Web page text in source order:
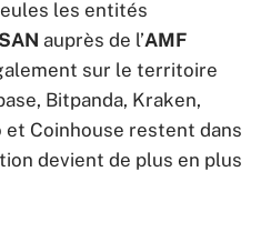
les entités
auprès de l’AMF
sur le territoire
Bitpanda, Kraken,
et Coinhouse restent dans
devient de plus en plus